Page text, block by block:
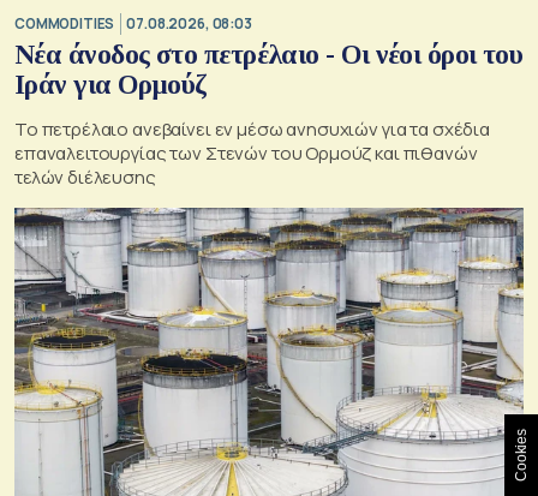
COMMODITIES 07.08.2026, 08:03
Νέα άνοδος στο πετρέλαιο - Οι νέοι όροι του
Ιράν για Ορμούζ
Το πετρέλαιο ανεβαίνει εν μέσω ανησυχιών για τα σχέδια
επαναλειτουργίας των Στενών του Ορμούζ και πιθανών
τελών διέλευσης
Cookies